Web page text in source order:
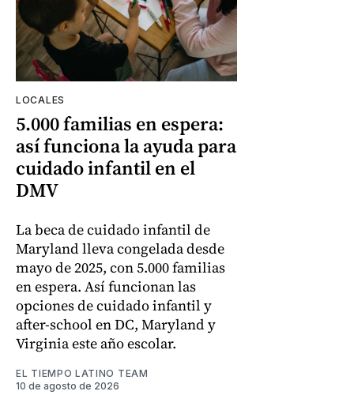
LOCALES
5.000 familias en espera:
así funciona la ayuda para
cuidado infantil en el
DMV
La beca de cuidado infantil de
Maryland lleva congelada desde
mayo de 2025, con 5.000 familias
en espera. Así funcionan las
opciones de cuidado infantil y
after-school en DC, Maryland y
Virginia este año escolar.
EL TIEMPO LATINO TEAM
10 de agosto de 2026